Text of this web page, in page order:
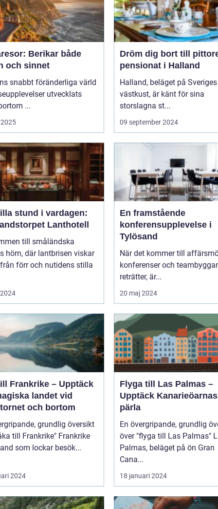
Berikar både
och sinnet
snabbt föränderliga värld
utvecklats
...
Dröm dig bort till
pensionat i Halland
Halland, beläget på Sveriges
västkust, är känt för sina
storslagna st...
09 september 2024
stund i vardagen:
Lanthotell
till småländska
hörn, där lantbrisen viskar
förr och nutidens stilla
En framstående
konferensupplevelse i
Tylösand
När det kommer till
konferenser och
reträtter, är...
20 maj 2024
Frankrike – Upptäck
landet vid
och bortom
grundlig översikt
till Frankrike" Frankrike
som lockar besök...
2024
Flyga till Las Palmas –
Upptäck Kanarieöarnas
pärla
En övergripande, grundlig
över "flyga till Las Palmas" Las
Palmas, beläget på ön Gran
Cana...
18 januari 2024